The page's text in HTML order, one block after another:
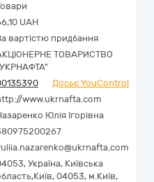
UAH
вартістю придбання
ТОВАРИСТВО
Досьє YouControl
www.ukrnafta.com
Юлія Ігорівна
Україна, Київська
Київ, 04053, м.Київ,